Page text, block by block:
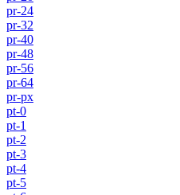
pr-24
pr-32
pr-40
pr-48
pr-56
pr-64
pr-px
pt-0
pt-1
pt-2
pt-3
pt-4
pt-5